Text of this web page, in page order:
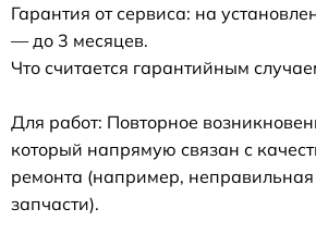
Гарантия от сервиса: на
— до 3 месяцев.
Что считается гарантийным
Для работ: Повторное
который напрямую связан с
ремонта (например, неправильная
запчасти).